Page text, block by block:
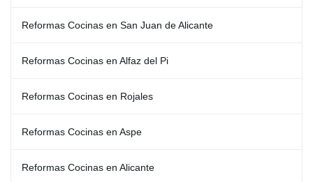
Reformas Cocinas en San Juan de Alicante
Reformas Cocinas en Alfaz del Pi
Reformas Cocinas en Rojales
Reformas Cocinas en Aspe
Reformas Cocinas en Alicante